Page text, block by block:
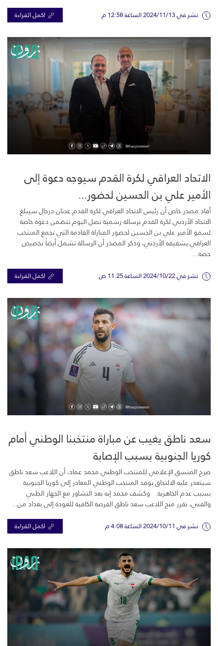
نشر في 2024/11/13 الساعة 12:58 م اكمل القراءة
الاتحاد العراقي لكرة القدم سيوجه دعوة إلى
الأمير علي بن الحسين لحضور...
أفاد مصدر خاص أن رئيس الاتحاد العراقي لكرة القدم عدنان درجال سيبلغ
الاتحاد الأردني لكرة القدم برسالة رسمية تصل اليوم تتضمن دعوة خاصة
لسمو الأمير علي بن الحسين لحضور المباراة القادمة التي تجمع المنتخب
العراقي بشقيقه الأردني، وذكر المصدر أن الرسالة تشمل أيضاً تخصيص
حصة...
نشر في 2024/10/22 الساعة 11:25 ص اكمل القراءة
سعد ناطق يغيب عن مباراة منتخبنا الوطني أمام
كوريا الجنوبية بسبب الإصابة
صرح المنسق الإعلامي للمنتخب الوطني محمد عماد، أن اللاعب سعد ناطق
سيتعذر عليه الالتحاق بوفد المنتخب الوطني المغادر إلى كوريا الجنوبية
بسبب عدم الجاهزية. وكشف محمد إنه بعد التشاور مع الجهاز الطبي
والفني، تقرر منح اللاعب سعد ناطق الفرصة الكافية للعودة إلى بغداد من...
نشر في 2024/10/11 الساعة 4:08 م اكمل القراءة